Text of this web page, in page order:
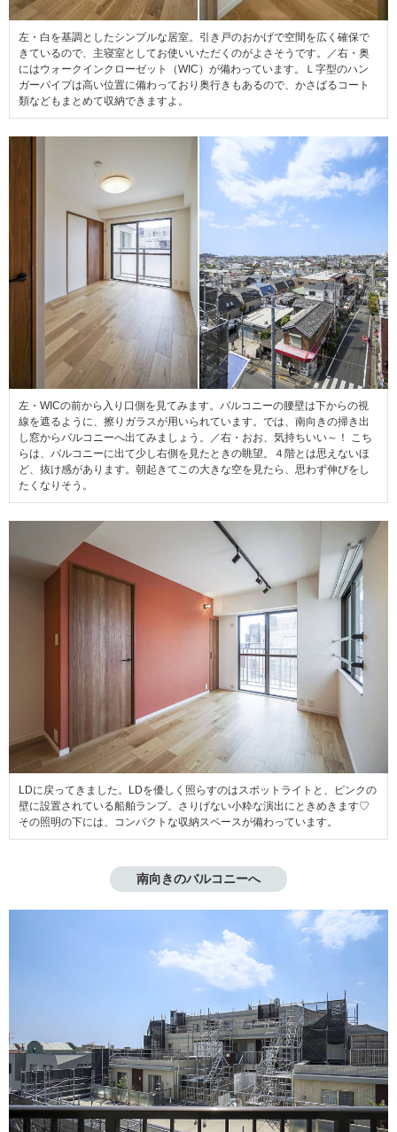
左・白を基調としたシンプルな居室。引き戸のおかげで空間を広く確保で
きているので、主寝室としてお使いいただくのがよさそうです。／右・奥
にはウォークインクローゼット（WIC）が備わっています。Ｌ字型のハン
ガーパイプは高い位置に備わっており奥行きもあるので、かさばるコート
類などもまとめて収納できますよ。
左・WICの前から入り口側を見てみます。バルコニーの腰壁は下からの視
線を遮るように、擦りガラスが用いられています。では、南向きの掃き出
し窓からバルコニーへ出てみましょう。／右・おお、気持ちいい～！ こち
らは、バルコニーに出て少し右側を見たときの眺望。４階とは思えないほ
ど、抜け感があります。朝起きてこの大きな空を見たら、思わず伸びをし
たくなりそう。
LDに戻ってきました。LDを優しく照らすのはスポットライトと、ピンクの
壁に設置されている船舶ランプ。さりげない小粋な演出にときめきます♡
その照明の下には、コンパクトな収納スペースが備わっています。
南向きのバルコニーへ